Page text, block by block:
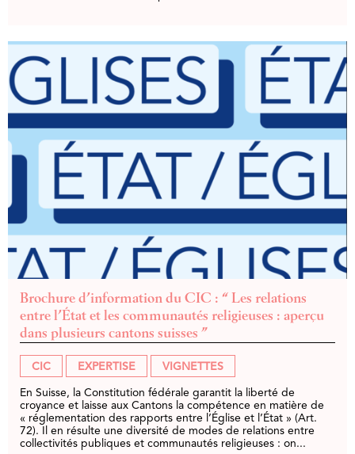
Brochure d’information du CIC : “ Les relations
entre l’État et les communautés religieuses : aperçu
dans plusieurs cantons suisses ”
CIC EXPERTISE VIGNETTES
En Suisse, la Constitution fédérale garantit la liberté de
croyance et laisse aux Cantons la compétence en matière de
« réglementation des rapports entre l’Église et l’État » (Art.
72). Il en résulte une diversité de modes de relations entre
collectivités publiques et communautés religieuses : on...